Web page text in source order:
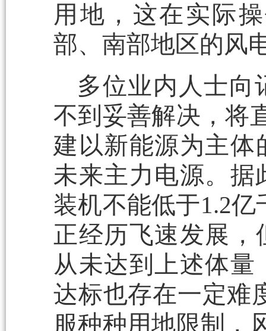
用地，这在实际
部、南部地区的风
多位业内人士向
不到妥善解决，将
建以新能源为主体
未来主力电源。据
装机不能低于1.2
正经历飞速发展
从未达到上述体
达标也存在一定难
服种种用地限制，